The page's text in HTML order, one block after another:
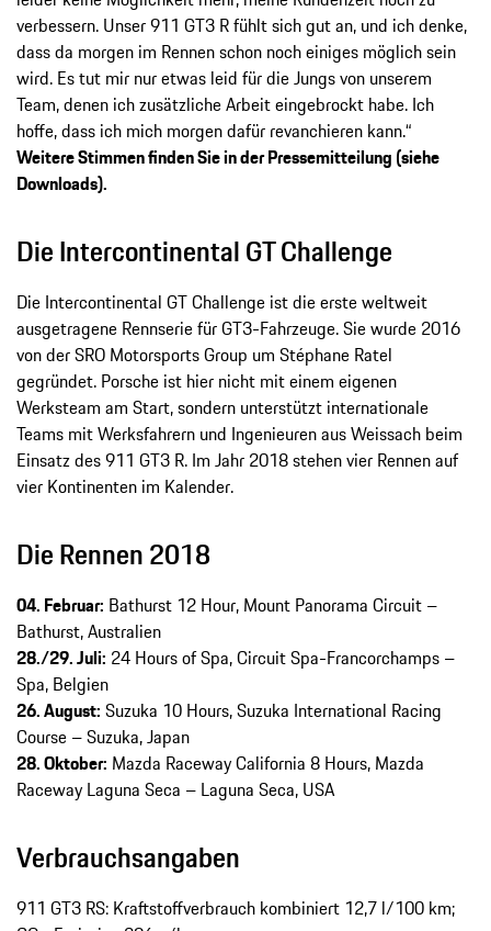
verbessern. Unser 911 GT3 R fühlt sich gut an, und ich denke,
dass da morgen im Rennen schon noch einiges möglich sein
wird. Es tut mir nur etwas leid für die Jungs von unserem
Team, denen ich zusätzliche Arbeit eingebrockt habe. Ich
hoffe, dass ich mich morgen dafür revanchieren kann.“
Weitere Stimmen finden Sie in der Pressemitteilung (siehe
Downloads).
Die Intercontinental GT Challenge
Die Intercontinental GT Challenge ist die erste weltweit
ausgetragene Rennserie für GT3-Fahrzeuge. Sie wurde 2016
von der SRO Motorsports Group um Stéphane Ratel
gegründet. Porsche ist hier nicht mit einem eigenen
Werksteam am Start, sondern unterstützt internationale
Teams mit Werksfahrern und Ingenieuren aus Weissach beim
Einsatz des 911 GT3 R. Im Jahr 2018 stehen vier Rennen auf
vier Kontinenten im Kalender.
Die Rennen 2018
04. Februar: Bathurst 12 Hour, Mount Panorama Circuit –
Bathurst, Australien
28./29. Juli: 24 Hours of Spa, Circuit Spa-Francorchamps –
Spa, Belgien
26. August: Suzuka 10 Hours, Suzuka International Racing
Course – Suzuka, Japan
28. Oktober: Mazda Raceway California 8 Hours, Mazda
Raceway Laguna Seca – Laguna Seca, USA
Verbrauchsangaben
911 GT3 RS: Kraftstoffverbrauch kombiniert 12,7 l/100 km;